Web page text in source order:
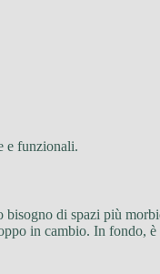
e funzionali.
di spazi più
in cambio. In fondo,